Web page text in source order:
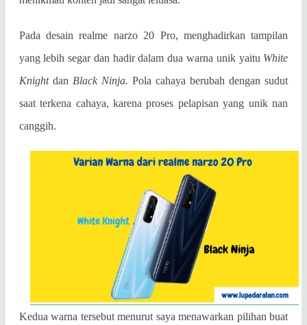
Pada desain realme narzo 20 Pro, menghadirkan tampilan
yang lebih segar dan hadir dalam dua warna unik yaitu White
Knightdan Black Ninja. Pola cahaya berubah dengan sudut
saat terkena cahaya, karena proses pelapisan yang unik nan
canggih.
Kedua warna tersebut menurut saya menawarkan pilihan buat